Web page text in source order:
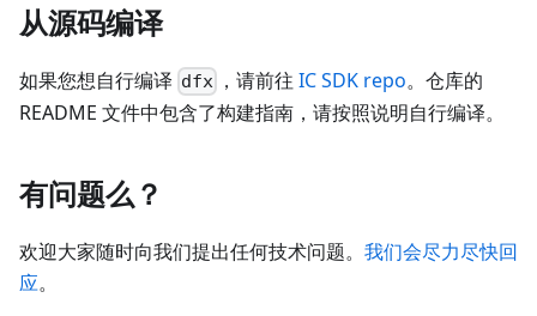
从源码编译
如果您想自行编译 dfx ，请前往IC SDK repo。仓库的
README 文件中包含了构建指南，请按照说明自行编译。
有问题么？
欢迎大家随时向我们提出任何技术问题。 我们会尽力尽快回
应。